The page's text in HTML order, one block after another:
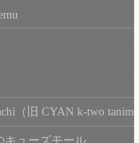
（旧 CYAN k-two
キューズモール